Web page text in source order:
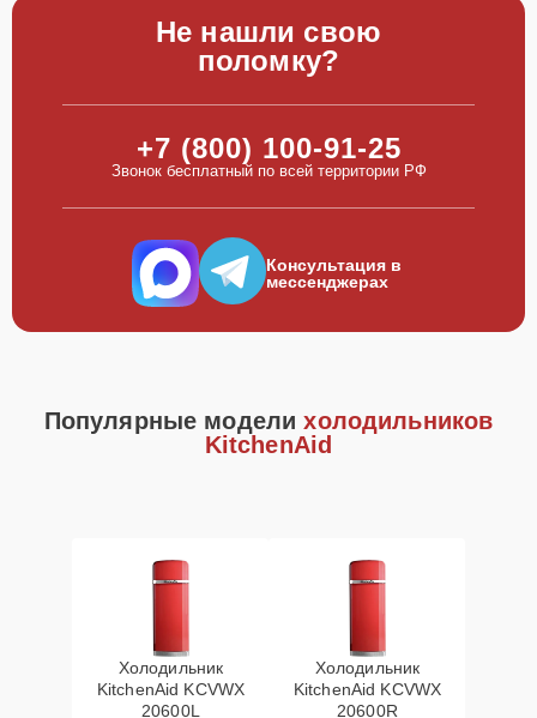
Не нашли свою
поломку?
+7 (800) 100-91-25
Звонок бесплатный по всей территории РФ
Консультация в
мессенджерах
Популярные моделихолодильников
KitchenAid
Холодильник
KitchenAid KCVWX
20600L
Холодильник
KitchenAid KCVWX
20600R